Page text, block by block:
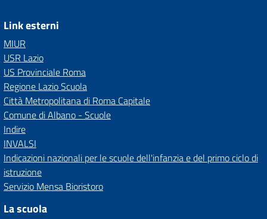
Link esterni
MIUR
USR Lazio
US Provinciale Roma
Regione Lazio Scuola
Città Metropolitana di Roma Capitale
Comune di Albano - Scuole
Indire
INVALSI
Indicazioni nazionali per le scuole dell'infanzia e del primo ciclo di
istruzione
Servizio Mensa Bioristoro
La scuola